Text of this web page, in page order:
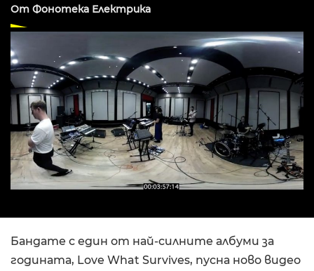
От Фонотека Електрика
Бандате с един от най-силните албуми за
годината, Love What Survives, пусна ново видео